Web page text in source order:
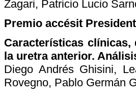
Zagari, Patricio Lucio
Premio accésit
Características clínicas,
la uretra anterior.
Diego Andrés Ghisini,
Rovegno, Pablo Germán